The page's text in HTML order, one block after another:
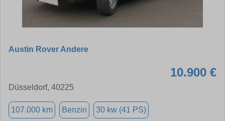
Austin Rover Andere
10.900 €
Düsseldorf, 40225
107.000 km Benzin 30 kw (41 PS)